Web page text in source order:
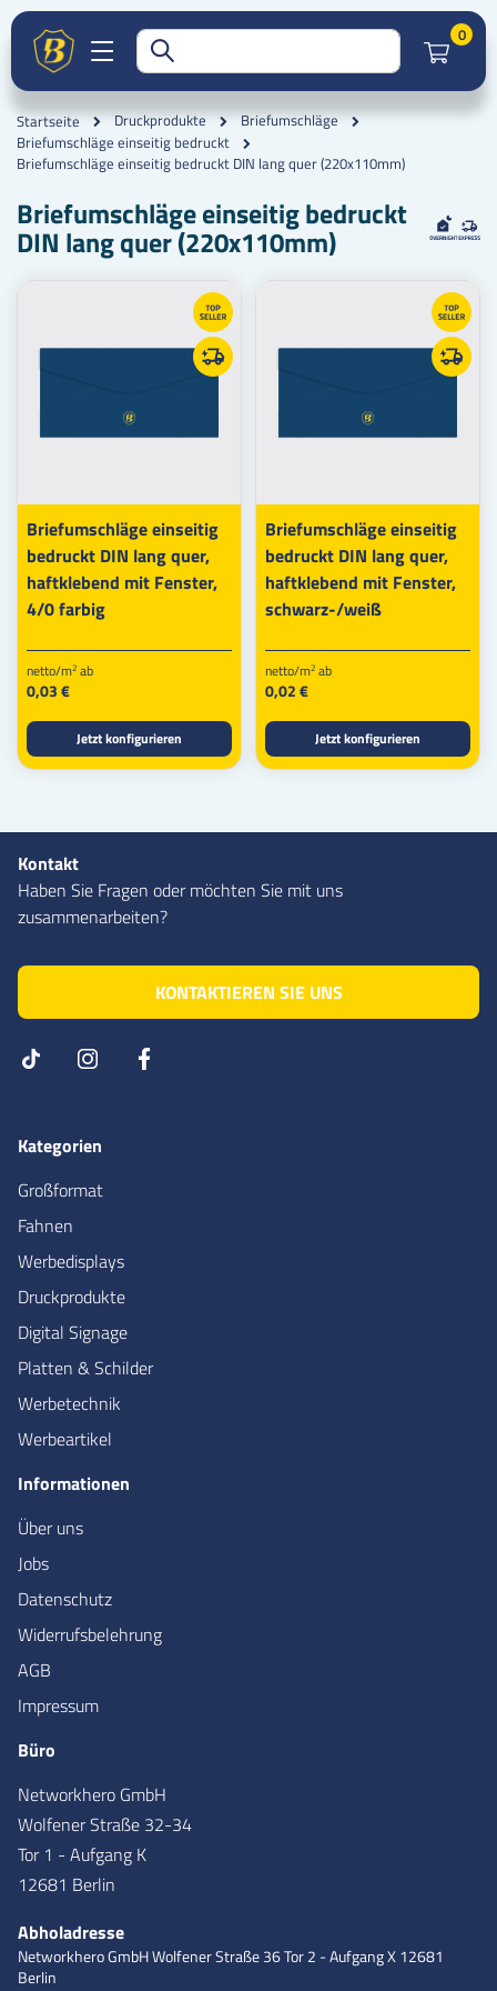
0
Startseite Druckprodukte
Briefumschläge
Briefumschläge einseitig bedruckt
Briefumschläge einseitig bedruckt DIN lang quer (220x110mm)
Briefumschläge einseitig bedruckt
DIN lang quer (220x110mm)
Briefumschläge einseitig
bedruckt DIN lang quer,
haftklebend mit Fenster,
4/0 farbig
netto/m2 ab
0,03 €
Jetzt konfigurieren
Briefumschläge einseitig
bedruckt DIN lang quer,
haftklebend mit Fenster,
schwarz-/weiß
netto/m2 ab
0,02 €
Jetzt konfigurieren
Kontakt
Haben Sie Fragen oder möchten Sie mit uns
zusammenarbeiten?
KONTAKTIEREN SIE UNS
Kategorien
Großformat
Fahnen
Werbedisplays
Druckprodukte
Digital Signage
Platten & Schilder
Werbetechnik
Werbeartikel
Informationen
Über uns
Jobs
Datenschutz
Widerrufsbelehrung
AGB
Impressum
Büro
Networkhero GmbH
Wolfener Straße 32-34
Tor 1 - Aufgang K
12681 Berlin
Abholadresse
Networkhero GmbHWolfener Straße 36Tor 2 - Aufgang X12681
Berlin